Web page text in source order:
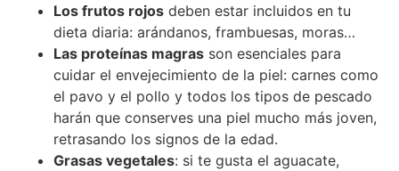
Los frutos rojos deben estar incluidos en tu
dieta diaria: arándanos, frambuesas, moras…
Las proteínas magras son esenciales para
cuidar el envejecimiento de la piel: carnes como
el pavo y el pollo y todos los tipos de pescado
harán que conserves una piel mucho más joven,
retrasando los signos de la edad.
Grasas vegetales: si te gusta el aguacate,